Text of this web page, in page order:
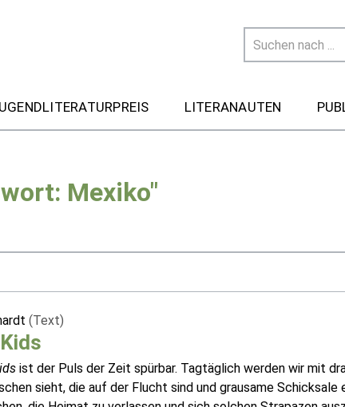
LITERANAUTEN
Mexiko"
(Text)
ist der Puls der Zeit spürbar. Tagtäglich werden wir mit
sieht, die auf der Flucht sind und grausame